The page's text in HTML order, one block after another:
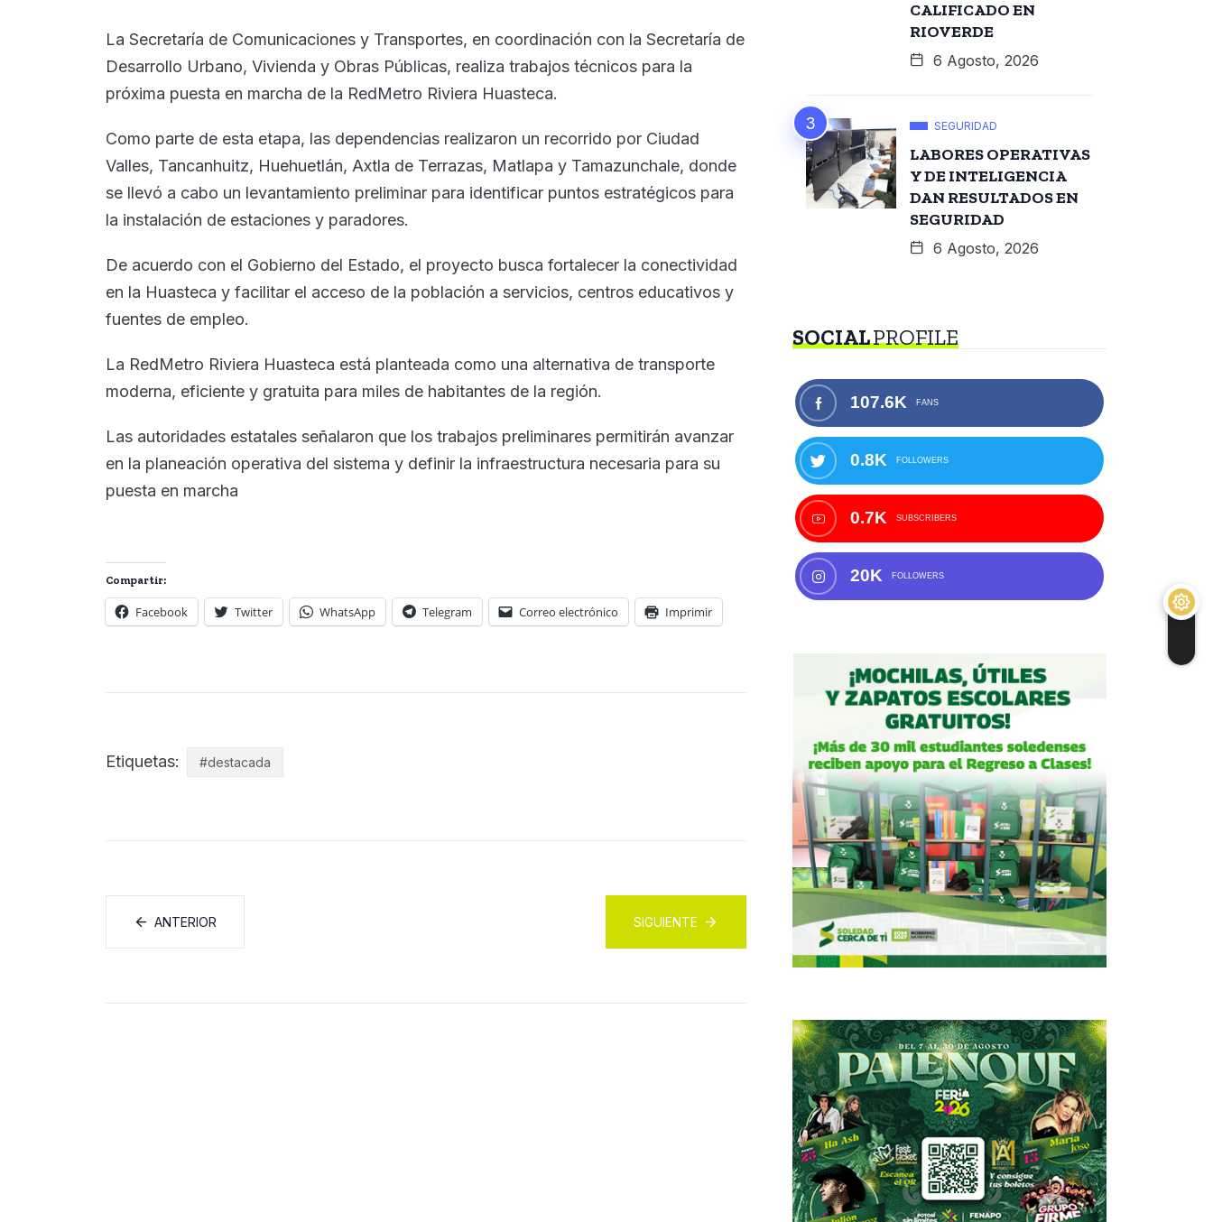
La Secretaría de Comunicaciones y Transportes, en coordinación con la Secretaría de
Desarrollo Urbano, Vivienda y Obras Públicas, realiza trabajos técnicos para la
próxima puesta en marcha de la RedMetro Riviera Huasteca.
Como parte de esta etapa, las dependencias realizaron un recorrido por Ciudad
Valles, Tancanhuitz, Huehuetlán, Axtla de Terrazas, Matlapa y Tamazunchale, donde
se llevó a cabo un levantamiento preliminar para identificar puntos estratégicos para
la instalación de estaciones y paradores.
De acuerdo con el Gobierno del Estado, el proyecto busca fortalecer la conectividad
en la Huasteca y facilitar el acceso de la población a servicios, centros educativos y
fuentes de empleo.
La RedMetro Riviera Huasteca está planteada como una alternativa de transporte
moderna, eficiente y gratuita para miles de habitantes de la región.
Las autoridades estatales señalaron que los trabajos preliminares permitirán avanzar
en la planeación operativa del sistema y definir la infraestructura necesaria para su
puesta en marcha
Compartir:
Facebook Twitter WhatsApp Telegram Correo electrónico Imprimir
Etiquetas: #destacada
ANTERIOR SIGUIENTE
CALIFICADO EN
RIOVERDE
6 Agosto, 2026
SEGURIDAD
LABORES OPERATIVAS
Y DE INTELIGENCIA
DAN RESULTADOS EN
SEGURIDAD
6 Agosto, 2026
SOCIALPROFILE
107.6K FANS
0.8K FOLLOWERS
0.7K SUBSCRIBERS
20K FOLLOWERS